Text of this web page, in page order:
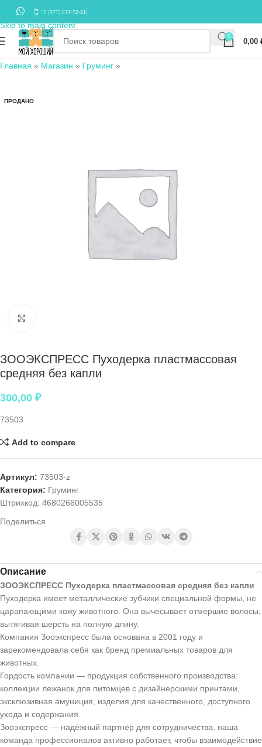
Skip to navigation
Skip to main content
+7 (977) 677-72-21
0
0,00
Главная » Магазин » Груминг »
ПРОДАНО
ЗООЭКСПРЕСС Пуходерка пластмассовая
средняя без капли
300,00 ₽
73503
Add to compare
Артикул: 73503-z
Категория: Груминг
Штрихкод: 4680266005535
Поделиться
Описание
ЗООЭКСПРЕСС Пуходерка пластмассовая средняя без капли
Пуходерка имеет металлические зубчики специальной формы, не
царапающими кожу животного. Она вычесывает отмершие волосы,
вытягивая шерсть на полную длину.
Компания Зооэкспресс была основана в 2001 году и
зарекомендовала себя как бренд премиальных товаров для
животных.
Гордость компании — продукция собственного производства:
коллекции лежанок для питомцев с дизайнерскими принтами,
эксклюзивная амуниция, изделия для качественного, доступного
ухода и содержания.
Зооэкспресс — надёжный партнёр для сотрудничества, наша
команда профессионалов активно работает, чтобы взаимодействие